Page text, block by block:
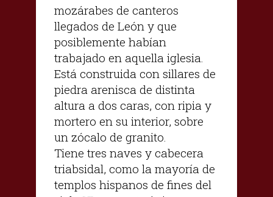
mozárabes de canteros
llegados de León y que
posiblemente habían
trabajado en aquella iglesia.
Está construida con sillares de
piedra arenisca de distinta
altura a dos caras, con ripia y
mortero en su interior, sobre
un zócalo de granito.
Tiene tres naves y cabecera
triabsidal, como la mayoría de
templos hispanos de fines del